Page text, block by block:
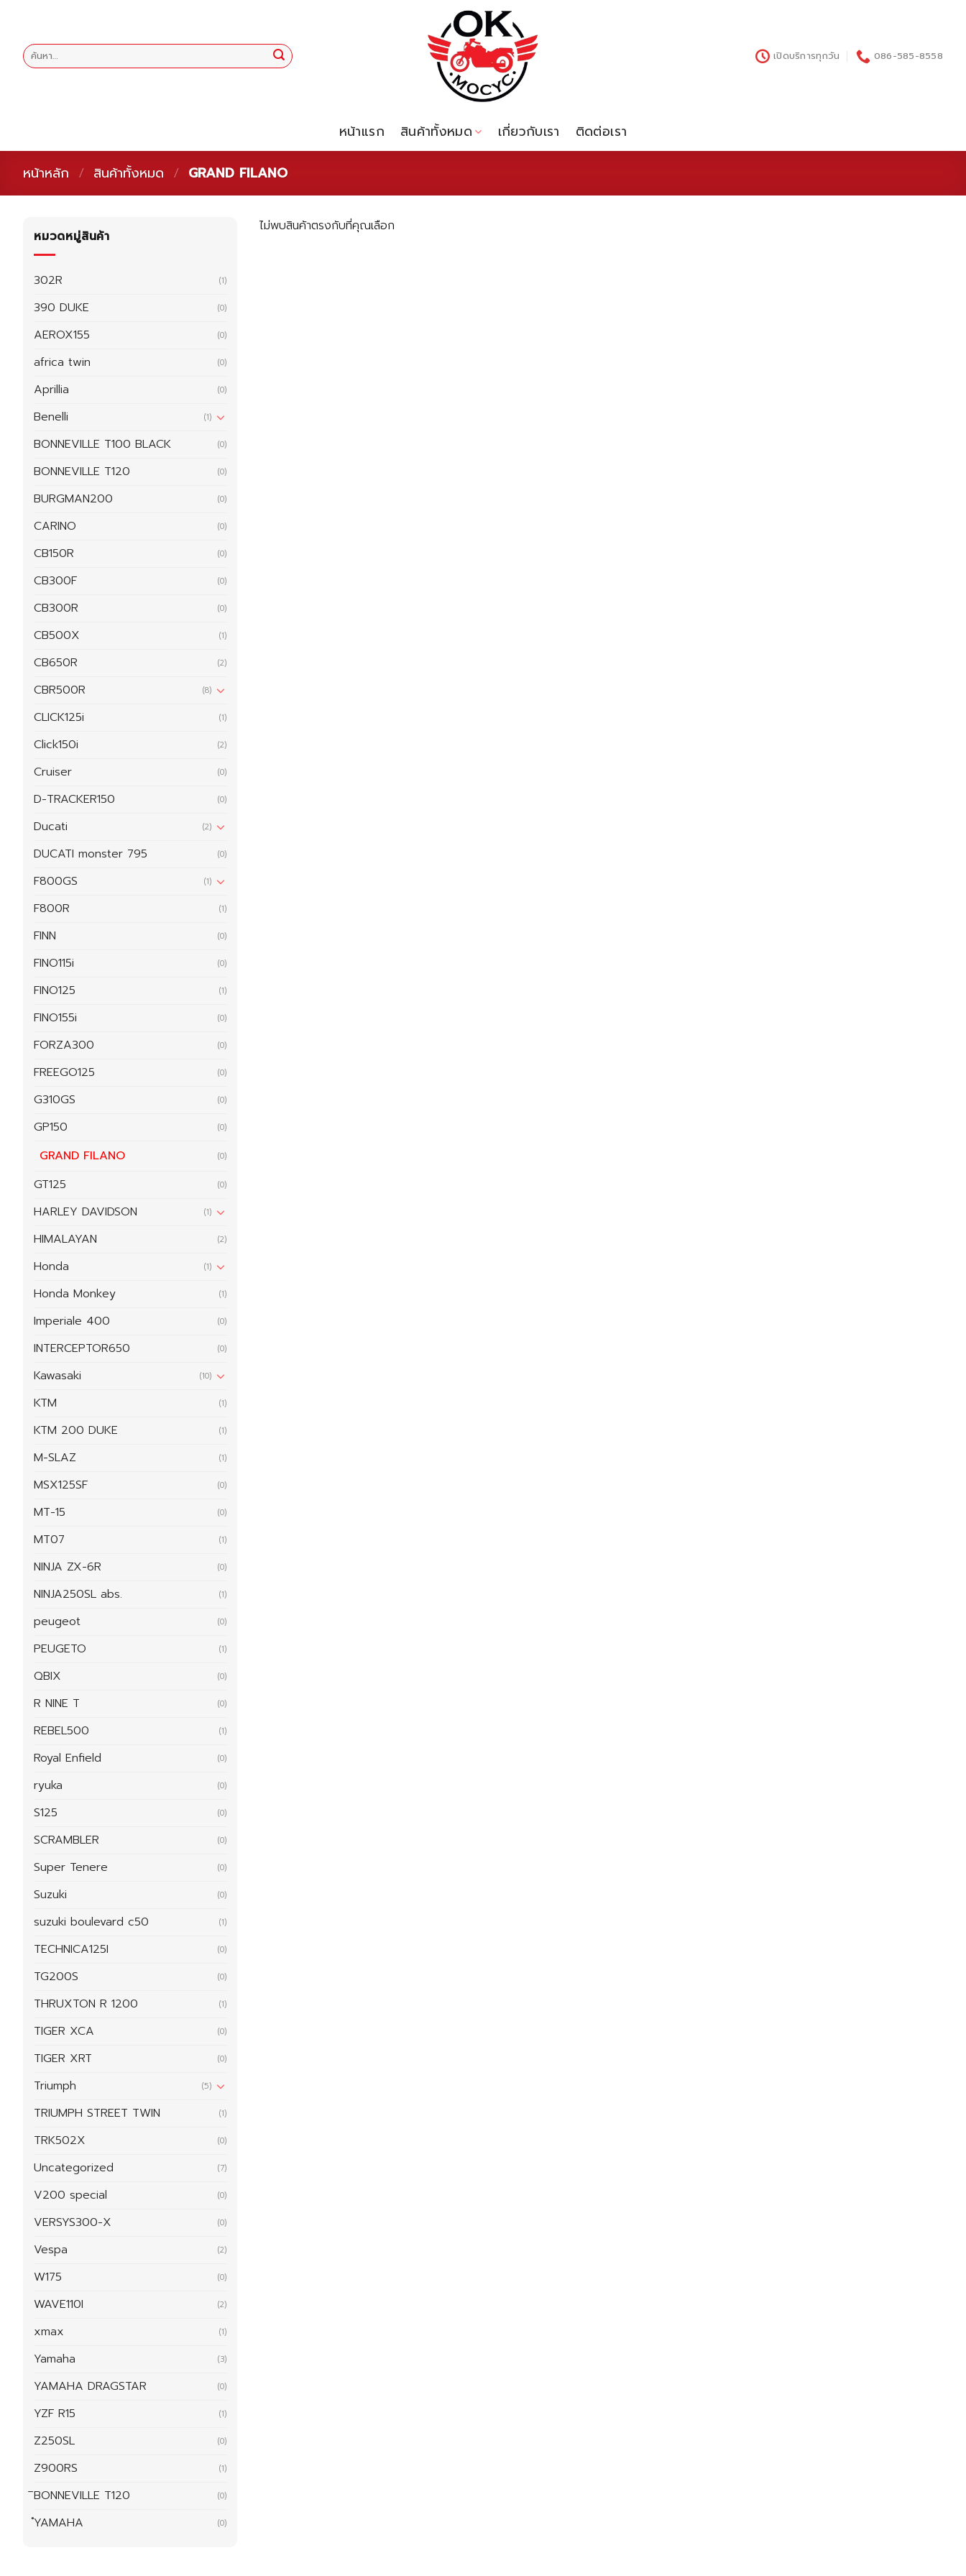
content
ค้นหา: เปิดบริการทุกวัน 086-585-8558
หน้าแรก สินค้าทั้งหมด เกี่ยวกับเรา ติดต่อเรา
หน้าหลัก / สินค้าทั้งหมด / GRAND FILANO
หมวดหมู่สินค้า
302R (1)
390 DUKE (0)
AEROX155 (0)
africa twin (0)
Aprillia (0)
Benelli (1)
BONNEVILLE T100 BLACK (0)
BONNEVILLE T120 (0)
BURGMAN200 (0)
CARINO (0)
CB150R (0)
CB300F (0)
CB300R (0)
CB500X (1)
CB650R (2)
CBR500R (8)
CLICK125i (1)
Click150i (2)
Cruiser (0)
D-TRACKER150 (0)
Ducati (2)
DUCATI monster 795 (0)
F800GS (1)
F800R (1)
FINN (0)
FINO115i (0)
FINO125 (1)
FINO155i (0)
FORZA300 (0)
FREEGO125 (0)
G310GS (0)
GP150 (0)
GRAND FILANO (0)
GT125 (0)
HARLEY DAVIDSON (1)
HIMALAYAN (2)
Honda (1)
Honda Monkey (1)
Imperiale 400 (0)
INTERCEPTOR650 (0)
Kawasaki (10)
KTM (1)
KTM 200 DUKE (1)
M-SLAZ (1)
MSX125SF (0)
MT-15 (0)
MT07 (1)
NINJA ZX-6R (0)
NINJA250SL abs. (1)
peugeot (0)
PEUGETO (1)
QBIX (0)
R NINE T (0)
REBEL500 (1)
Royal Enfield (0)
ryuka (0)
S125 (0)
SCRAMBLER (0)
Super Tenere (0)
Suzuki (0)
suzuki boulevard c50 (1)
TECHNICA125I (0)
TG200S (0)
THRUXTON R 1200 (1)
TIGER XCA (0)
TIGER XRT (0)
Triumph (5)
TRIUMPH STREET TWIN (1)
TRK502X (0)
Uncategorized (7)
V200 special (0)
VERSYS300-X (0)
Vespa (2)
W175 (0)
WAVE110I (2)
xmax (1)
Yamaha (3)
YAMAHA DRAGSTAR (0)
YZF R15 (1)
Z250SL (0)
Z900RS (1)
ิBONNEVILLE T120 (0)
ํYAMAHA (0)
ไม่พบสินค้าตรงกับที่คุณเลือก